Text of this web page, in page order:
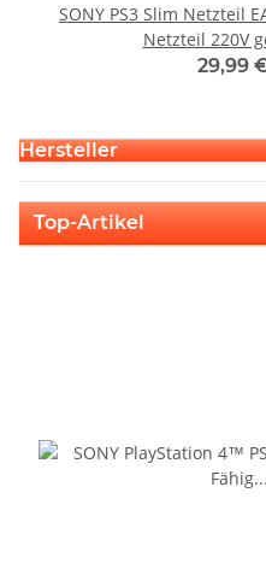
SONY PS3 Slim Netzteil
Netzteil 220V
29,99
Hersteller
Top-Artikel